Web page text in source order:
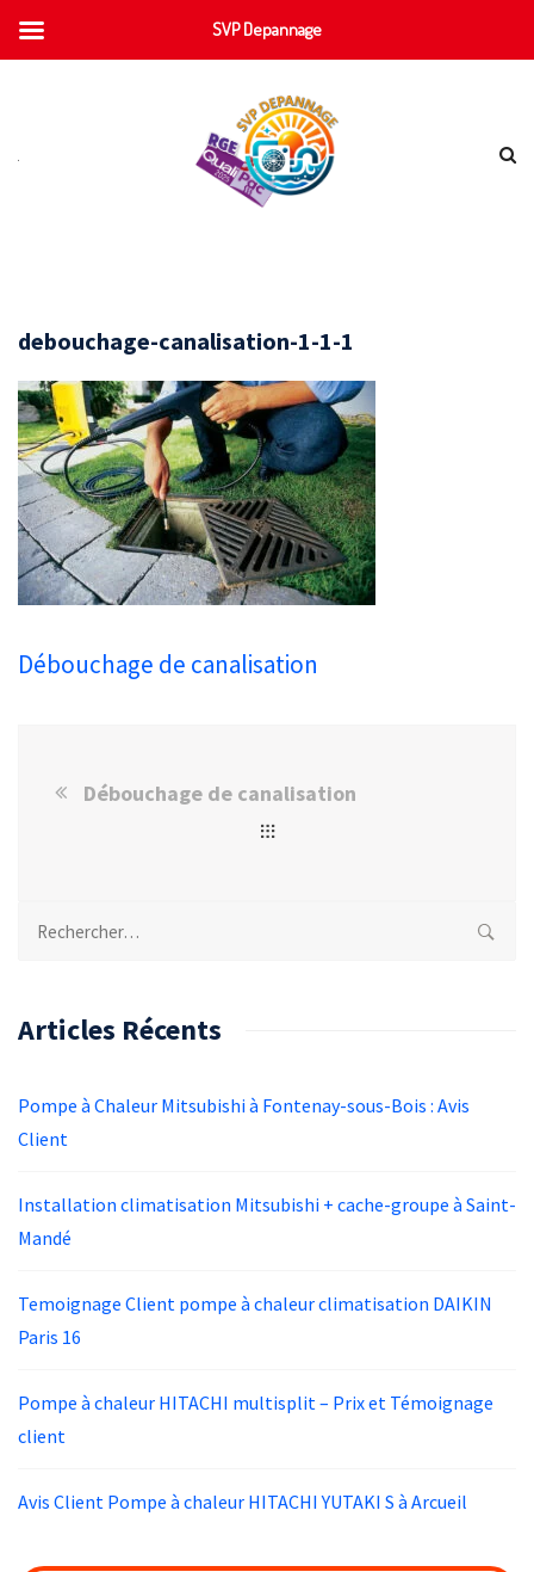
debouchage-canalisation-1-1-1
Débouchage de canalisation
Débouchage de canalisation
Rechercher :
Articles Récents
Pompe à Chaleur Mitsubishi à Fontenay-sous-Bois : Avis
Client
Installation climatisation Mitsubishi + cache-groupe à Saint-
Mandé
Temoignage Client pompe à chaleur climatisation DAIKIN
Paris 16
Pompe à chaleur HITACHI multisplit – Prix et Témoignage
client
Avis Client Pompe à chaleur HITACHI YUTAKI S à Arcueil
SVP Depannage